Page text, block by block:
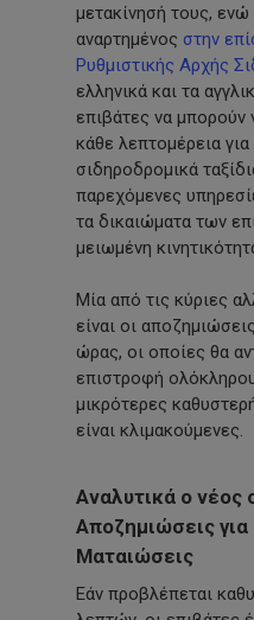
μετακίνησή τους, ενώ
αναρτημένος στην
Ρυθμιστικής Αρχής
ελληνικά και τα
επιβάτες να μπορούν
κάθε λεπτομέρεια
σιδηροδρομικά
παρεχόμενες
τα δικαιώματα των
μειωμένη
Μία από τις κύριες
είναι οι
ώρας, οι οποίες θα
επιστροφή
μικρότερες
είναι κλιμακούμενες.
Αναλυτικά ο νέος
Αποζημιώσεις
Ματαιώσεις
Εάν προβλέπεται